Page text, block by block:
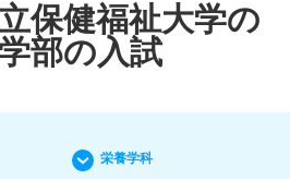
保健福祉大学の
部の入試
栄養学科